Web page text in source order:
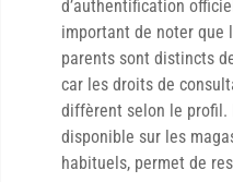
d’authentification
important de noter que
parents sont distincts
car les droits de
diffèrent selon le profil.
disponible sur les
habituels, permet de